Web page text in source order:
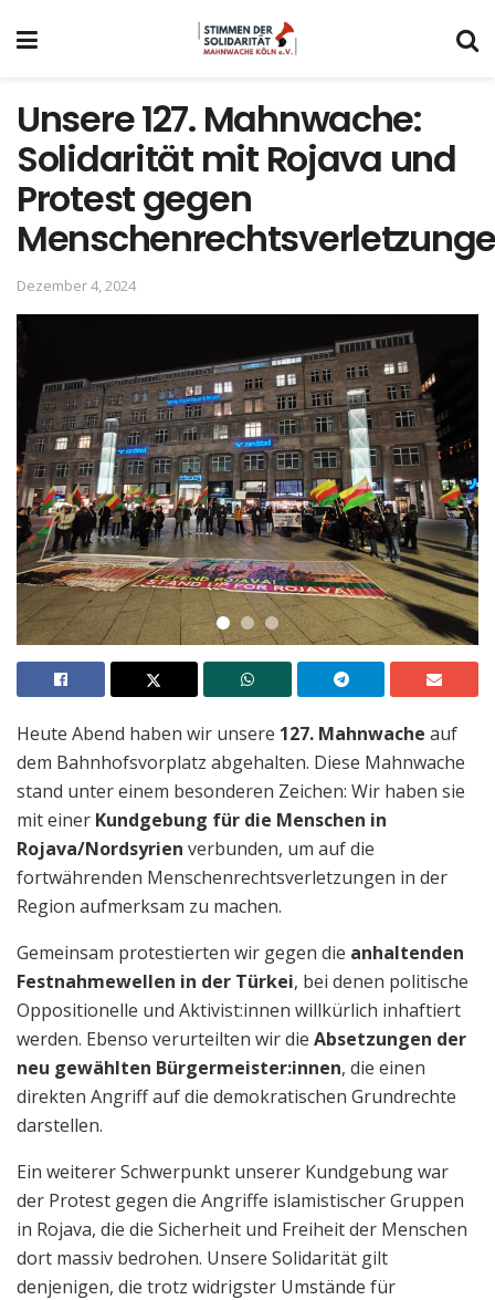
Unsere 127. Mahnwache:
Solidarität mit Rojava und
Protest gegen
Menschenrechtsverletzunge
Dezember 4, 2024
Heute Abend haben wir unsere 127. Mahnwache auf
dem Bahnhofsvorplatz abgehalten. Diese Mahnwache
stand unter einem besonderen Zeichen: Wir haben sie
mit einer Kundgebung für die Menschen in
Rojava/Nordsyrien verbunden, um auf die
fortwährenden Menschenrechtsverletzungen in der
Region aufmerksam zu machen.
Gemeinsam protestierten wir gegen die anhaltenden
Festnahmewellen in der Türkei, bei denen politische
Oppositionelle und Aktivist:innen willkürlich inhaftiert
werden. Ebenso verurteilten wir die Absetzungen der
neu gewählten Bürgermeister:innen, die einen
direkten Angriff auf die demokratischen Grundrechte
darstellen.
Ein weiterer Schwerpunkt unserer Kundgebung war
der Protest gegen die Angriffe islamistischer Gruppen
in Rojava, die die Sicherheit und Freiheit der Menschen
dort massiv bedrohen. Unsere Solidarität gilt
denjenigen, die trotz widrigster Umstände für